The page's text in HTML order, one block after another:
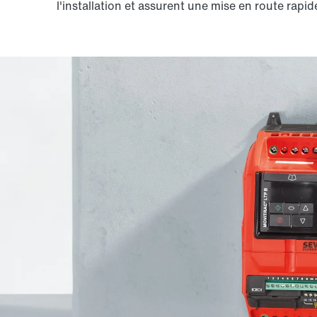
l'installation et assurent une mise en route